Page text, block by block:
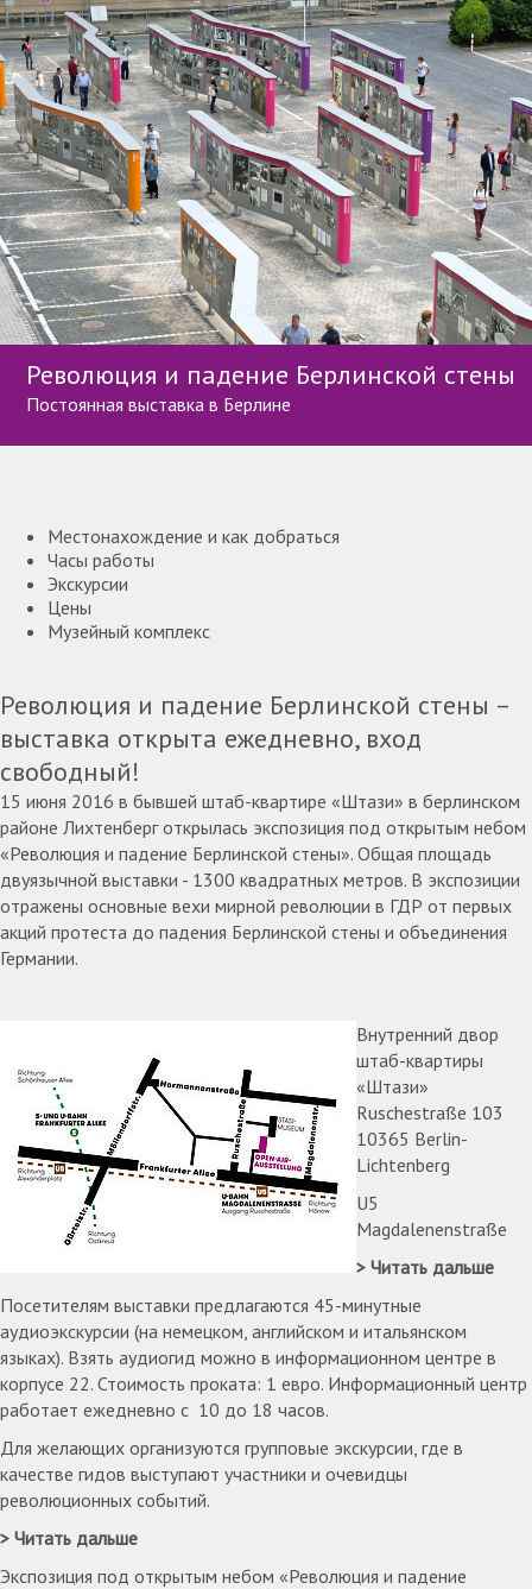
Революция и падение Берлинской стены
Постоянная выставка в Берлине
Местонахождение и как добраться
Часы работы
Экскурсии
Цены
Музейный комплекс
Революция и падение Берлинской стены –
выставка открыта ежедневно, вход
свободный!
15 июня 2016 в бывшей штаб-квартире «Штази» в берлинском
районе Лихтенберг открылась экспозиция под открытым небом
«Революция и падение Берлинской стены». Общая площадь
двуязычной выставки - 1300 квадратных метров. В экспозиции
отражены основные вехи мирной революции в ГДР от первых
акций протеста до падения Берлинской стены и объединения
Германии.
Внутренний двор
штаб-квартиры
«Штази»
Ruschestraße 103
10365 Berlin-
Lichtenberg
U5
Magdalenenstraße
Читать дальше
Посетителям выставки предлагаются 45-минутные
аудиоэкскурсии (на немецком, английском и итальянском
языках). Взять аудиогид можно в информационном центре в
корпусе 22. Стоимость проката: 1 евро. Информационный центр
работает ежедневно с 10 до 18 часов.
Для желающих организуются групповые экскурсии, где в
качестве гидов выступают участники и очевидцы
революционных событий.
Читать дальше
Экспозиция под открытым небом «Революция и падение